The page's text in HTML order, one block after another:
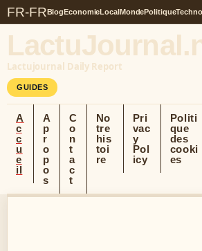
FR-FRBlogEconomieLocalMondePolitique
Lactujournal Daily Report
GUIDES
A
c
c
u
e
il
A
p
r
o
p
o
s
C
o
n
t
a
c
t
No
tre
his
toi
re
Pri
vac
y
Pol
icy
Politi
que
des
cooki
es